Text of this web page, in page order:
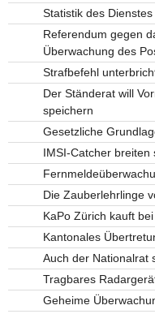
Statistik des
Referendum gegen
Überwachung des
Strafbefehl
Der Ständerat will
speichern
Gesetzliche
IMSI-Catcher breiten
Die Zauberlehrlinge
KaPo Zürich kauft
Kantonales
Auch der Nationalrat
Tragbares
Geheime